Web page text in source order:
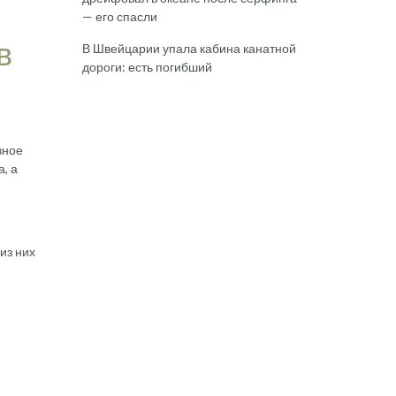
а
них
— его спасли
В Швейцарии упала кабина канатной
дороги: есть погибший